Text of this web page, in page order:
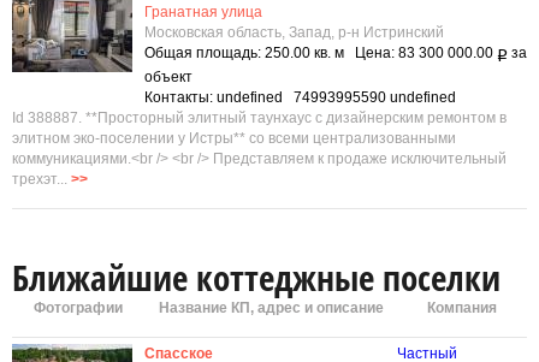
Гранатная улица
Московская область, Запад, р-н Истринский
Общая площадь: 250.00 кв. м Цена: 83 300 000.00 Р за
объект
Контакты: undefined 74993995590 undefined
Id 388887. **Просторный элитный таунхаус с дизайнерским ремонтом в
элитном эко-поселении у Истры** со всеми централизованными
коммуникациями.<br /> <br /> Представляем к продаже исключительный
трехэт... >>
Ближайшие коттеджные поселки
Фотографии Название КП, адрес и описание Компания
Спасское
Частный